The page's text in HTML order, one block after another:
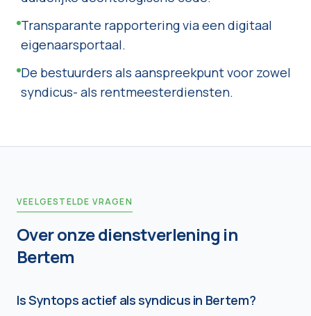
Transparante rapportering via een digitaal
eigenaarsportaal.
De bestuurders als aanspreekpunt voor zowel
syndicus- als rentmeesterdiensten.
VEELGESTELDE VRAGEN
Over onze dienstverlening in
Bertem
Is Syntops actief als syndicus in Bertem?